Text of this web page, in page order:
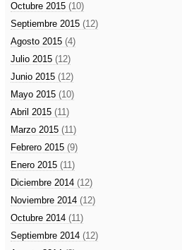
Octubre 2015 (10)
Septiembre 2015 (12)
Agosto 2015 (4)
Julio 2015 (12)
Junio 2015 (12)
Mayo 2015 (10)
Abril 2015 (11)
Marzo 2015 (11)
Febrero 2015 (9)
Enero 2015 (11)
Diciembre 2014 (12)
Noviembre 2014 (12)
Octubre 2014 (11)
Septiembre 2014 (12)